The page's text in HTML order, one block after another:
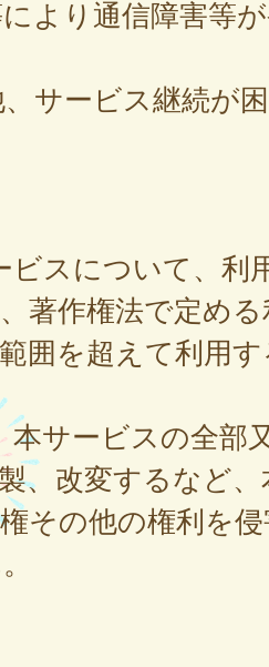
り通信障害等が
ービス継続が困
スについて、利
著作権法で定め
囲を超えて利用
サービスの全部
、改変するなど
その他の権利を